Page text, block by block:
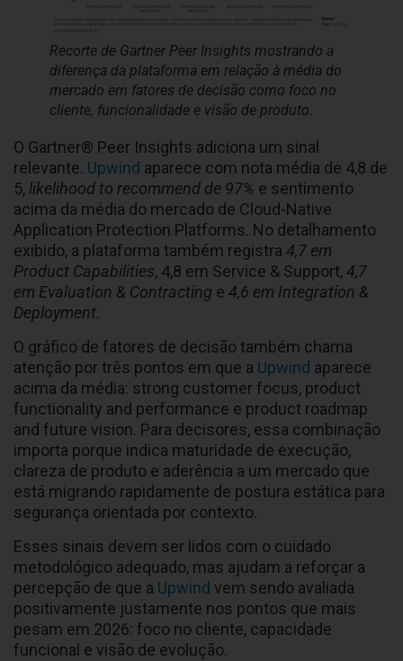
Recorte de Gartner Peer Insights mostrando a
diferença da plataforma em relação à média do
mercado em fatores de decisão como foco no
cliente, funcionalidade e visão de produto.
O Gartner® Peer Insights adiciona um sinal
relevante. Upwind aparece com nota média de 4,8 de
5, likelihood to recommend de 97% e sentimento
acima da média do mercado de Cloud-Native
Application Protection Platforms. No detalhamento
exibido, a plataforma também registra 4,7 em
Product Capabilities, 4,8 em Service & Support,4,7
em Evaluation & Contracting e 4,6 em Integration &
Deployment.
O gráfico de fatores de decisão também chama
atenção por três pontos em que a Upwind aparece
acima da média: strong customer focus, product
functionality and performance e product roadmap
and future vision. Para decisores, essa combinação
importa porque indica maturidade de execução,
clareza de produto e aderência a um mercado que
está migrando rapidamente de postura estática para
segurança orientada por contexto.
Esses sinais devem ser lidos com o cuidado
metodológico adequado, mas ajudam a reforçar a
percepção de que a Upwind vem sendo avaliada
positivamente justamente nos pontos que mais
pesam em 2026: foco no cliente, capacidade
funcional e visão de evolução.